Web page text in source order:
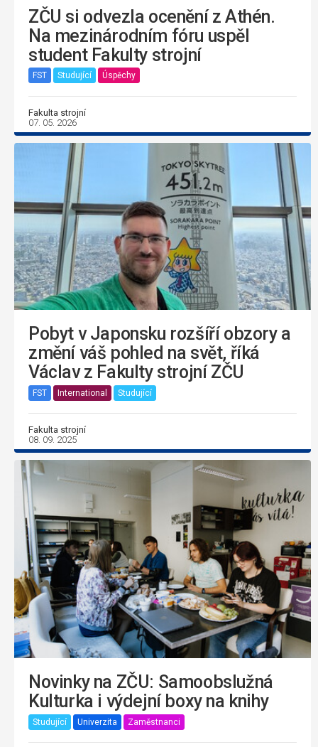
ZČU si odvezla ocenění z Athén.
Na mezinárodním fóru uspěl
student Fakulty strojní
FST Studující Úspěchy
Fakulta strojní
07. 05. 2026
Pobyt v Japonsku rozšíří obzory a
změní váš pohled na svět, říká
Václav z Fakulty strojní ZČU
FST International Studující
Fakulta strojní
08. 09. 2025
Novinky na ZČU: Samoobslužná
Kulturka i výdejní boxy na knihy
Studující Univerzita Zaměstnanci